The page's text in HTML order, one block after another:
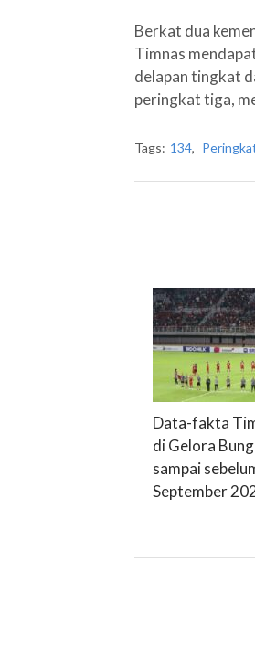
Berkat dua
Timnas
delapan tingkat
peringkat tiga,
Tags: 134,
Data-fakta
di Gelora
sampai
September